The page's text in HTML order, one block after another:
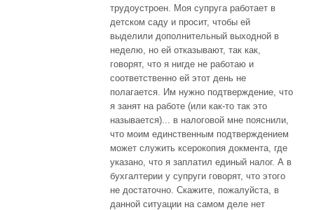
трудоустроен. Моя супруга работает в
детском саду и просит, чтобы ей
выделили дополнительный выходной в
неделю, но ей отказывают, так как,
говорят, что я нигде не работаю и
соответственно ей этот день не
полагается. Им нужно подтверждение, что
я занят на работе (или как-то так это
называется)... в налоговой мне пояснили,
что моим единственным подтверждением
может служить ксерокопия докмента, где
указано, что я заплатил единый налог. А в
бухгалтерии у супруги говорят, что этого
не достаточно. Скажите, пожалуйста, в
данной ситуации на самом деле нет